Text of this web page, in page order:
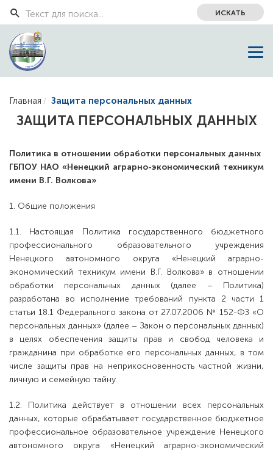
ИСКАТЬ
Главная Защита персональных данных
ЗАЩИТА ПЕРСОНАЛЬНЫХ ДАННЫХ
Политика в отношении обработки персональных данных
ГБПОУ НАО «Ненецкий аграрно-экономический техникум
имени В.Г. Волкова»
1. Общие положения
1.1. Настоящая Политика государственного бюджетного
профессионального образовательного учреждения
Ненецкого автономного округа «Ненецкий аграрно-
экономический техникум имени В.Г. Волкова» в отношении
обработки персональных данных (далее – Политика)
разработана во исполнение требований пункта 2 части 1
статьи 18.1 Федерального закона от 27.07.2006 № 152-ФЗ «О
персональных данных» (далее – Закон о персональных данных)
в целях обеспечения защиты прав и свобод человека и
гражданина при обработке его персональных данных, в том
числе защиты прав на неприкосновенность частной жизни,
личную и семейную тайну.
1.2. Политика действует в отношении всех персональных
данных, которые обрабатывает государственное бюджетное
профессиональное образовательное учреждение Ненецкого
автономного округа «Ненецкий аграрно-экономический